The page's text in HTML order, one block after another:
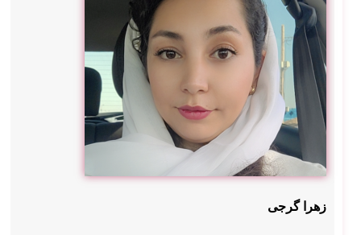
هی
سئو
شرک
تی
مشا
وره
سئو
زهرا گرجی